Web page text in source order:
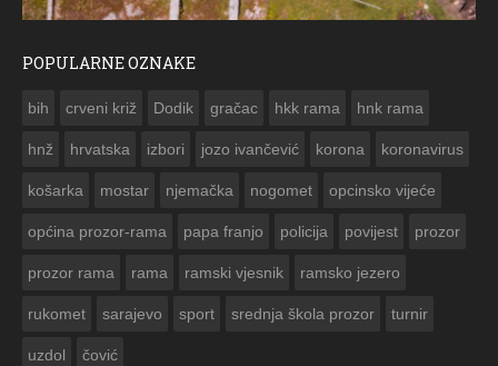
POPULARNE OZNAKE
bih crveni križ Dodik gračac hkk rama hnk rama
hnž hrvatska izbori jozo ivančević korona koronavirus
košarka mostar njemačka nogomet opcinsko vijeće
općina prozor-rama papa franjo policija povijest prozor
prozor rama rama ramski vjesnik ramsko jezero
rukomet sarajevo sport srednja škola prozor turnir
uzdol čović